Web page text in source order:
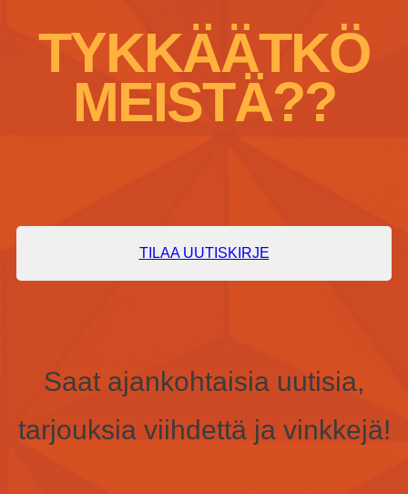
TYKKÄÄTKÖ
MEISTÄ??
TILAA UUTISKIRJE
Saat ajankohtaisia uutisia,
tarjouksia viihdettä ja vinkkejä!